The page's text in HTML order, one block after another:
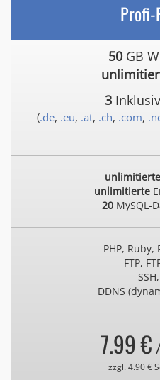
Profi-
50 GB
3
(.de, .eu, .at, .ch, .com,
unlimitierte
unlimitierte
20MySQL-
PHP, Ruby,
FTP,
DDNS
7.99 €
zzgl. 4.90 €